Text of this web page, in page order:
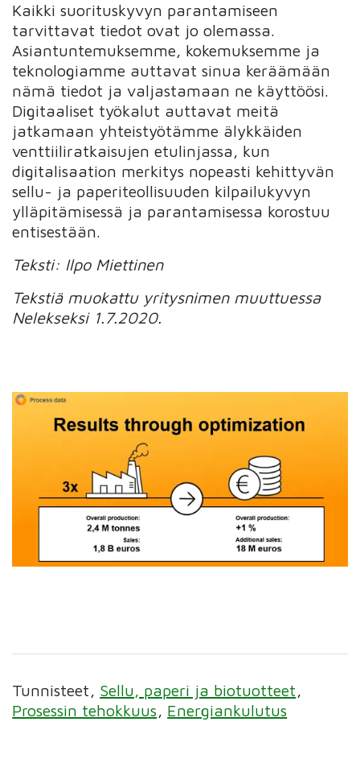
Kaikki suorituskyvyn parantamiseen
tarvittavat tiedot ovat jo olemassa.
Asiantuntemuksemme, kokemuksemme ja
teknologiamme auttavat sinua keräämään
nämä tiedot ja valjastamaan ne käyttöösi.
Digitaaliset työkalut auttavat meitä
jatkamaan yhteistyötämme älykkäiden
venttiiliratkaisujen etulinjassa, kun
digitalisaation merkitys nopeasti kehittyvän
sellu- ja paperiteollisuuden kilpailukyvyn
ylläpitämisessä ja parantamisessa korostuu
entisestään.
Teksti: Ilpo Miettinen
Tekstiä muokattu yritysnimen muuttuessa
Nelekseksi 1.7.2020.
Tunnisteet Sellu, paperi ja biotuotteet
Prosessin tehokkuus
Energiankulutus